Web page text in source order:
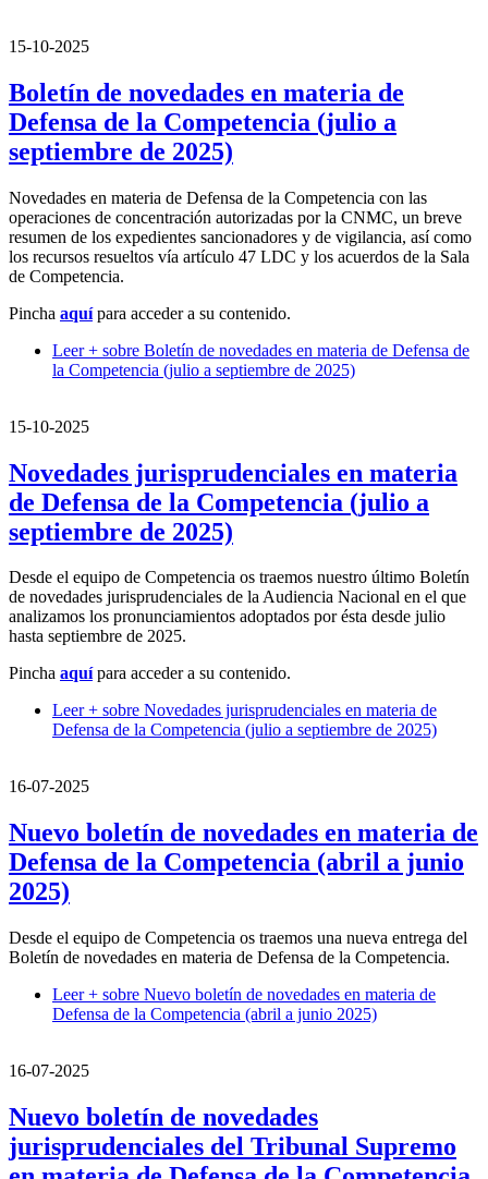
15-10-2025
Boletín de novedades en materia de
Defensa de la Competencia (julio a
septiembre de 2025)
Novedades en materia de Defensa de la Competencia con las
operaciones de concentración autorizadas por la CNMC, un breve
resumen de los expedientes sancionadores y de vigilancia, así como
los recursos resueltos vía artículo 47 LDC y los acuerdos de la Sala
de Competencia.
Pincha aquípara acceder a su contenido.
Leer + sobre Boletín de novedades en materia de Defensa de
la Competencia (julio a septiembre de 2025)
15-10-2025
Novedades jurisprudenciales en materia
de Defensa de la Competencia (julio a
septiembre de 2025)
Desde el equipo de Competencia os traemos nuestro último Boletín
de novedades jurisprudenciales de la Audiencia Nacional en el que
analizamos los pronunciamientos adoptados por ésta desde julio
hasta septiembre de 2025.
Pincha aquí para acceder a su contenido.
Leer + sobre Novedades jurisprudenciales en materia de
Defensa de la Competencia (julio a septiembre de 2025)
16-07-2025
Nuevo boletín de novedades en materia de
Defensa de la Competencia (abril a junio
2025)
Desde el equipo de Competencia os traemos una nueva entrega del
Boletín de novedades en materia de Defensa de la Competencia.
Leer + sobre Nuevo boletín de novedades en materia de
Defensa de la Competencia (abril a junio 2025)
16-07-2025
Nuevo boletín de novedades
jurisprudenciales del Tribunal Supremo